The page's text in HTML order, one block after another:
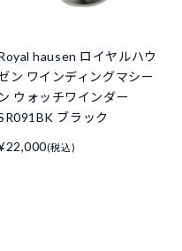
hausen ロイヤルハウ
ン ワインディングマシー
ン ウォッチワインダー
ブラック
(税込)